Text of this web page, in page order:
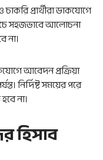
প্রার্থীরা ডাকযোগে
সহজভাবে আলোচনা
না।
আবেদন প্রক্রিয়া
নির্দিষ্ট সময়ের পরে
না।
হিসাব